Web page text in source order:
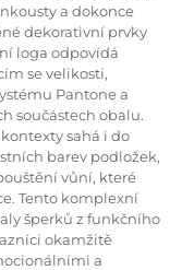
a dokonce
dekorativní prvky
loga odpovídá
se velikosti,
Pantone a
součástech obalu.
sahá i do
barev podložek,
vůní, které
Tento komplexní
šperků z funkčního
okamžitě
a